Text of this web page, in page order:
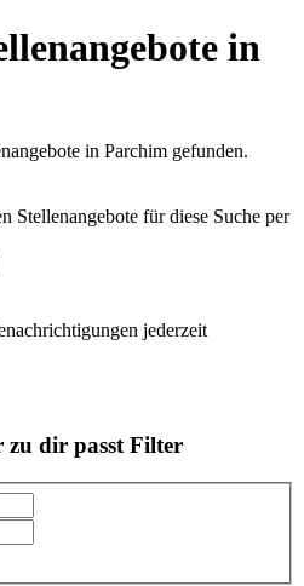
in
in Parchim gefunden.
Stellenangebote für diese Suche per
jederzeit
zu dir passt Filter